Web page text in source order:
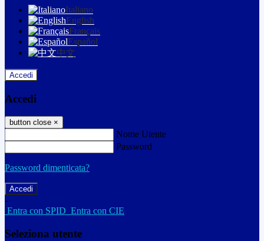
Italiano
English
Français
Español
中文
Accedi
Accedi
button close ×
Nome Utente
Password
Password dimenticata?
-
Entra con SPID Entra con CIE
Seleziona utente